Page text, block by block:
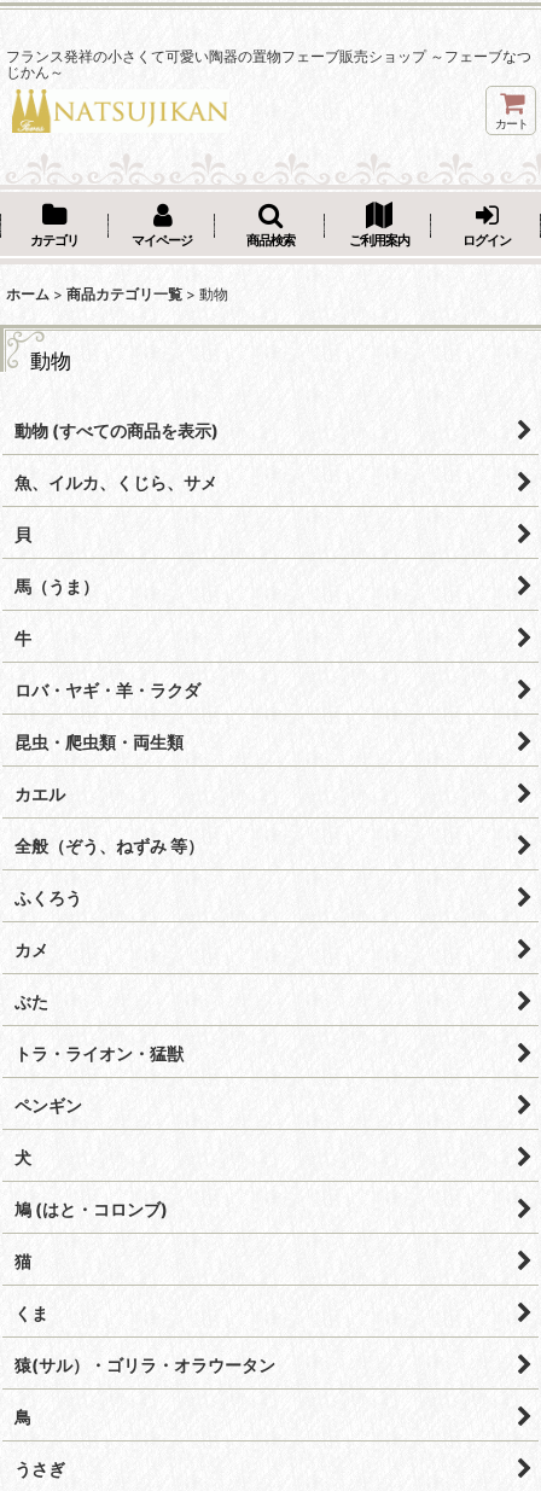
フランス発祥の小さくて可愛い陶器の置物フェーブ販売ショップ ～フェーブなつ
じかん～
カート
カテゴリ マイページ 商品検索 ご利用案内 ログイン
ホーム > 商品カテゴリ一覧 > 動物
動物
動物 (すべての商品を表示)
魚、イルカ、くじら、サメ
貝
馬（うま）
牛
ロバ・ヤギ・羊・ラクダ
昆虫・爬虫類・両生類
カエル
全般（ぞう、ねずみ 等）
ふくろう
カメ
ぶた
トラ・ライオン・猛獣
ペンギン
犬
鳩 (はと・コロンブ)
猫
くま
猿(サル）・ゴリラ・オラウータン
鳥
うさぎ